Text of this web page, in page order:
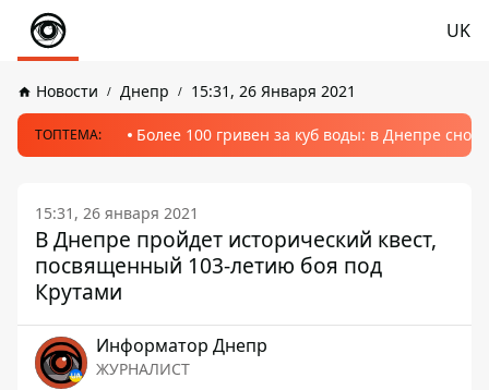
UK
Новости Днепр 15:31, 26 Января 2021
ТОПТЕМА: Более 100 гривен за куб воды: в Днепре
15:31, 26 января 2021
В Днепре пройдет исторический квест,
посвященный 103-летию боя под
Крутами
Информатор Днепр
ЖУРНАЛИСТ